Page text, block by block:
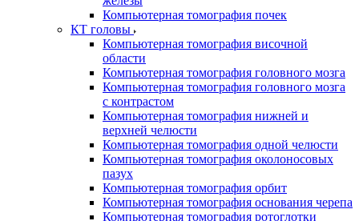
Компьютерная томография почек
КТ головы
Компьютерная томография височной
области
Компьютерная томография головного мозга
Компьютерная томография головного мозга
с контрастом
Компьютерная томография нижней и
верхней челюсти
Компьютерная томография одной челюсти
Компьютерная томография околоносовых
пазух
Компьютерная томография орбит
Компьютерная томография основания черепа
Компьютерная томография ротоглотки